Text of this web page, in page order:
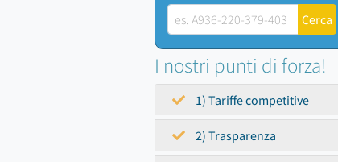
I nostri punti di forza!
1) Tariffe competitive
2) Trasparenza